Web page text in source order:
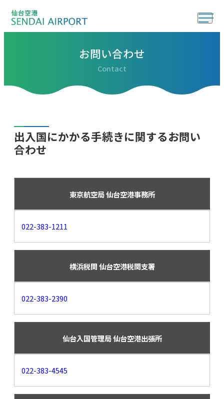
お問い合わせ
Contact
出入国にかかる手続きに関するお問い
合わせ
東京航空局 仙台空港事務所
022-383-1211
横浜税関 仙台空港税関支署
022-383-2390
仙台入国管理局 仙台空港出張所
022-383-4545